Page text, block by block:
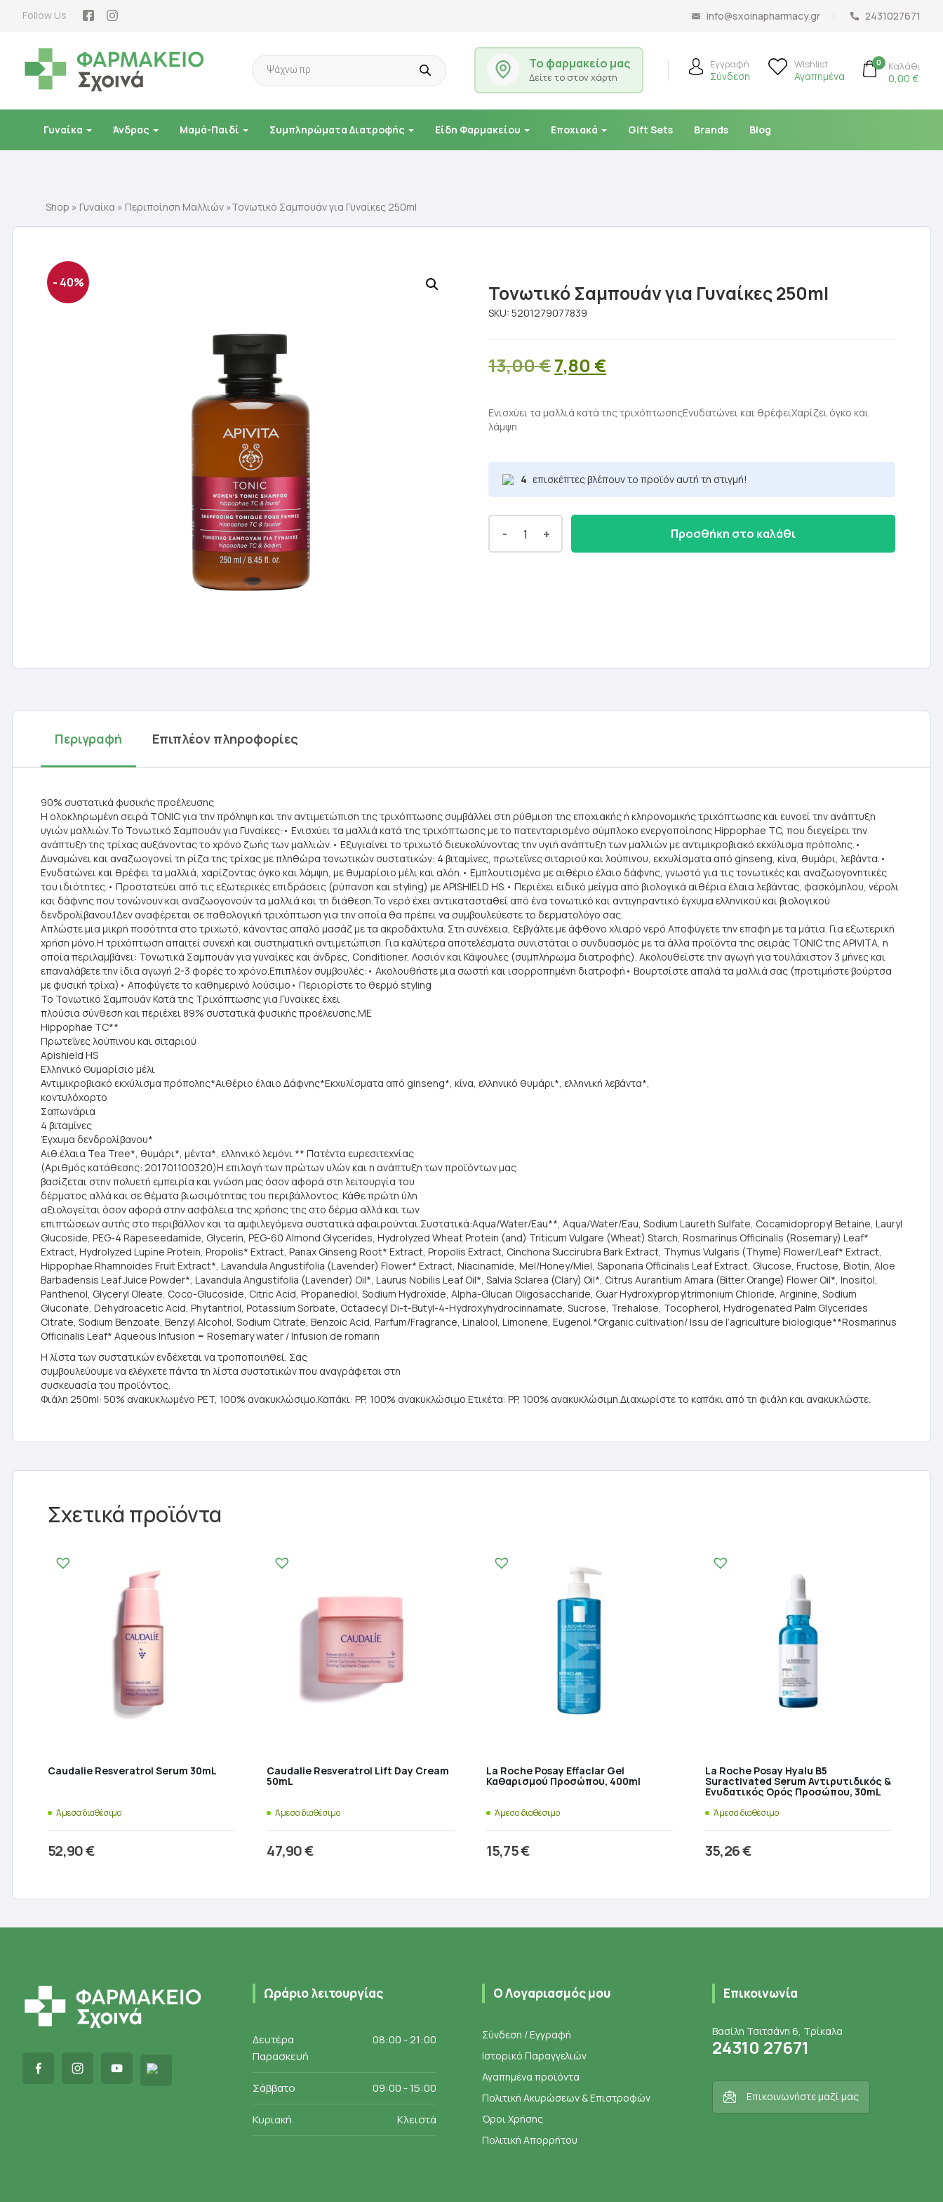
Follow Us info@sxoinapharmacy.gr 2431027671
Products
search Το φαρμακείο μας
Δείτε το στον χάρτη
Εγγραφή
Σύνδεση
Wishlist
Αγαπημένα
0 Καλάθι
0,00 €
Γυναίκα Άνδρας Μαμά-Παιδί Συμπληρώματα Διατροφής Είδη Φαρμακείου Εποχιακά Gift Sets Brands Blog
Shop » Γυναίκα » Περιποίηση Μαλλιών »Τονωτικό Σαμπουάν για Γυναίκες 250ml
- 40% Τονωτικό Σαμπουάν για Γυναίκες 250ml
SKU:5201279077839
13,00€Original
was:
7,80 €Η
τιμή
7,80 €.
Ενισχύει τα μαλλιά κατά της τριχόπτωσηςΕνυδατώνει και θρέφειΧαρίζει όγκο και
λάμψη
4 επισκέπτες βλέπουν το προϊόν αυτή τη στιγμή!
- + Προσθήκη στο καλάθι
Περιγραφή Επιπλέον πληροφορίες
90% συστατικά φυσικής προέλευσης
H oλοκληρωμένη σειρά TONIC για την πρόληψη και την αντιμετώπιση της τριχόπτωσης συμβάλλει στη ρύθμιση της εποχιακής ή κληρονομικής τριχόπτωσης και ευνοεί την ανάπτυξη
υγιών μαλλιών.Το Τονωτικό Σαμπουάν για Γυναίκες:• Ενισχύει τα μαλλιά κατά της τριχόπτωσης με το πατενταρισμένο σύμπλοκο ενεργοποίησης Hippophae TC, που διεγείρει την
ανάπτυξη της τρίχας αυξάνοντας το χρόνο ζωής των μαλλιών.• Εξυγιαίνει το τριχωτό διευκολύνοντας την υγιή ανάπτυξη των μαλλιών με αντιμικροβιακό εκχύλισμα πρόπολης.•
Δυναμώνει και αναζωογονεί τη ρίζα της τρίχας με πληθώρα τονωτικών συστατικών: 4 βιταμίνες, πρωτεΐνες σιταριού και λούπινου, εκχυλίσματα από ginseng, κίνα, θυμάρι, λεβάντα.•
Ενυδατώνει και θρέφει τα μαλλιά, χαρίζοντας όγκο και λάμψη, με θυμαρίσιο μέλι και αλόη.• Εμπλουτισμένο με αιθέριο έλαιο δάφνης, γνωστό για τις τονωτικές και αναζωογονητικές
του ιδιότητες.• Προστατεύει από τις εξωτερικές επιδράσεις (ρύπανση και styling) με APISHIELD HS.• Περιέχει ειδικό μείγμα από βιολογικά αιθέρια έλαια λεβάντας, φασκόμηλου, νέρολι
και δάφνης που τονώνουν και αναζωογονούν τα μαλλιά και τη διάθεση.Το νερό έχει αντικατασταθεί από ένα τονωτικό και αντιγηραντικό έγχυμα ελληνικού και βιολογικού
δενδρολίβανου.1Δεν αναφέρεται σε παθολογική τριχόπτωση για την οποία θα πρέπει να συμβουλεύεστε το δερματολόγο σας.
Aπλώστε μια μικρή ποσότητα στο τριχωτό, κάνοντας απαλό μασάζ με τα ακροδάχτυλα. Στη συνέχεια, ξεβγάλτε με άφθονο χλιαρό νερό.Αποφύγετε την επαφή με τα μάτια. Για εξωτερική
χρήση μόνο.Η τριχόπτωση απαιτεί συνεχή και συστηματική αντιμετώπιση. Για καλύτερα αποτελέσματα συνιστάται ο συνδυασμός με τα άλλα προϊόντα της σειράς TONIC της APIVITA, η
οποία περιλαμβάνει: Τονωτικά Σαμπουάν για γυναίκες και άνδρες, Conditioner, Λοσιόν και Κάψουλες (συμπλήρωμα διατροφής). Ακολουθείστε την αγωγή για τουλάχιστον 3 μήνες και
επαναλάβετε την ίδια αγωγή 2-3 φορές το χρόνο.Επιπλέον συμβουλές:• Ακολουθήστε μια σωστή και ισορροπημένη διατροφή• Βουρτσίστε απαλά τα μαλλιά σας (προτιμήστε βούρτσα
με φυσική τρίχα)• Αποφύγετε το καθημερινό λούσιμο• Περιορίστε το θερμό styling
Το Τονωτικό Σαμπουάν Κατά της Τριχόπτωσης για Γυναίκες έχει
πλούσια σύνθεση και περιέχει 89% συστατικά φυσικής προέλευσης.ΜΕ
Hippophae TC**
Πρωτεΐνες λούπινου και σιταριού
Apishield HS
Ελληνικό Θυμαρίσιο μέλι
Αντιμικροβιακό εκχύλισμα πρόπολης*Αιθέριο έλαιο Δάφνης*Εκχυλίσματα από ginseng*, κίνα, ελληνικό θυμάρι*, ελληνική λεβάντα*,
κοντυλόχορτο
Σαπωνάρια
4 βιταμίνες
Έγχυμα δενδρολίβανου*
Αιθ.έλαια Tea Tree*, θυμάρι*, μέντα*, ελληνικό λεμόνι ** Πατέντα ευρεσιτεχνίας
(Αριθμός κατάθεσης: 201701100320)Η επιλογή των πρώτων υλών και η ανάπτυξη των προϊόντων μας
βασίζεται στην πολυετή εμπειρία και γνώση μας όσον αφορά στη λειτουργία του
δέρματος αλλά και σε θέματα βιωσιμότητας του περιβάλλοντος. Κάθε πρώτη ύλη
αξιολογείται όσον αφορά στην ασφάλεια της χρήσης της στο δέρμα αλλά και των
επιπτώσεων αυτής στο περιβάλλον και τα αμφιλεγόμενα συστατικά αφαιρούνται.Συστατικά:Aqua/Water/Eau**, Aqua/Water/Eau, Sodium Laureth Sulfate, Cocamidopropyl Betaine, Lauryl
Glucoside, PEG-4 Rapeseedamide, Glycerin, PEG-60 Almond Glycerides, Hydrolyzed Wheat Protein (and) Triticum Vulgare (Wheat) Starch, Rosmarinus Officinalis (Rosemary) Leaf*
Extract, Hydrolyzed Lupine Protein, Propolis* Extract, Panax Ginseng Root* Extract, Propolis Extract, Cinchona Succirubra Bark Extract, Thymus Vulgaris (Thyme) Flower/Leaf* Extract,
Hippophae Rhamnoides Fruit Extract*, Lavandula Angustifolia (Lavender) Flower* Extract, Niacinamide, Mel/Honey/Miel, Saponaria Officinalis Leaf Extract, Glucose, Fructose, Biotin, Aloe
Barbadensis Leaf Juice Powder*, Lavandula Angustifolia (Lavender) Oil*, Laurus Nobilis Leaf Oil*, Salvia Sclarea (Clary) Oil*, Citrus Aurantium Amara (Bitter Orange) Flower Oil*, Inositol,
Panthenol, Glyceryl Oleate, Coco-Glucoside, Citric Acid, Propanediol, Sodium Hydroxide, Alpha-Glucan Oligosaccharide, Guar Hydroxypropyltrimonium Chloride, Arginine, Sodium
Gluconate, Dehydroacetic Acid, Phytantriol, Potassium Sorbate, Octadecyl Di-t-Butyl-4-Hydroxyhydrocinnamate, Sucrose, Trehalose, Tocopherol, Hydrogenated Palm Glycerides
Citrate, Sodium Benzoate, Benzyl Alcohol, Sodium Citrate, Benzoic Acid, Parfum/Fragrance, Linalool, Limonene, Eugenol.*Organic cultivation/ Issu de l’agriculture biologique**Rosmarinus
Officinalis Leaf* Aqueous Infusion = Rosemary water / Infusion de romarin
Η λίστα των συστατικών ενδέχεται να τροποποιηθεί. Σας
συμβουλεύουμε να ελέγχετε πάντα τη λίστα συστατικών που αναγράφεται στη
συσκευασία του προϊόντος.
Φιάλη 250ml: 50% ανακυκλωμένο PET, 100% ανακυκλώσιμο.Καπάκι: PP, 100% ανακυκλώσιμο.Ετικέτα: PP, 100% ανακυκλώσιμη.Διαχωρίστε το καπάκι από τη φιάλη και ανακυκλώστε.
Σχετικά προϊόντα
Caudalie Resveratrol Serum 30mL
Άμεσα διαθέσιμο
52,90€
Caudalie Resveratrol Lift Day Cream
50mL
Άμεσα διαθέσιμο
47,90€
La Roche Posay Effaclar Gel
Καθαρισμού Προσώπου, 400ml
Άμεσα διαθέσιμο
15,75€
La Roche Posay Hyalu B5
Suractivated Serum Αντιρυτιδικός &
Ενυδατικός Ορός Προσώπου, 30mL
Άμεσα διαθέσιμο
35,26€
Ωράριο λειτουργίας
Δευτέρα
Παρασκευή
08:00 - 21:00
Σάββατο 09:00 - 15:00
Κυριακή Κλειστά
Ο Λογαριασμός μου
Σύνδεση / Εγγραφή
Ιστορικό Παραγγελιών
Αγαπημένα προϊόντα
Πολιτική Ακυρώσεων & Επιστροφών
Όροι Χρήσης
Πολιτική Απορρήτου
Επικοινωνία
Βασίλη Τσιτσάνη 6, Τρίκαλα
24310 27671
Επικοινωνήστε μαζί μας